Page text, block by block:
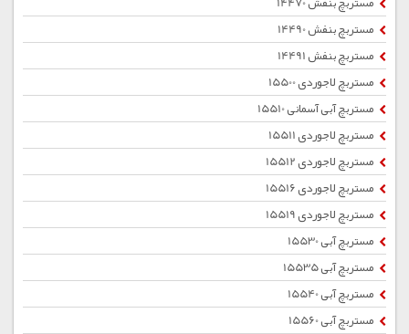
مستربچ بنفش 14490
مستربچ بنفش 14491
مستربچ لاجوردی 15500
مستربچ آبی آسمانی 15510
مستربچ لاجوردی 15511
مستربچ لاجوردی 15512
مستربچ لاجوردی 15516
مستربچ لاجوردی 15519
مستربچ آبی 15530
مستربچ آبی 15535
مستربچ آبی 15540
مستربچ آبی 15560